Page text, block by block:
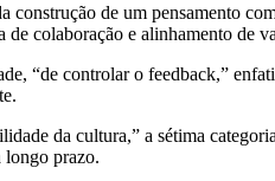
construção de um pensamento
de colaboração e alinhamento de
“de controlar o feedback,”
da cultura,” a sétima
longo prazo.